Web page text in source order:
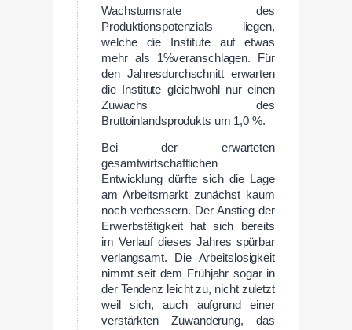
Wachstumsrate des
Produktionspotenzials liegen,
welche die Institute auf etwas
mehr als 1%veranschlagen. Für
den Jahresdurchschnitt erwarten
die Institute gleichwohl nur einen
Zuwachs des
Bruttoinlandsprodukts um 1,0 %.
Bei der erwarteten
gesamtwirtschaftlichen
Entwicklung dürfte sich die Lage
am Arbeitsmarkt zunächst kaum
noch verbessern. Der Anstieg der
Erwerbstätigkeit hat sich bereits
im Verlauf dieses Jahres spürbar
verlangsamt. Die Arbeitslosigkeit
nimmt seit dem Frühjahr sogar in
der Tendenz leicht zu, nicht zuletzt
weil sich, auch aufgrund einer
verstärkten Zuwanderung, das